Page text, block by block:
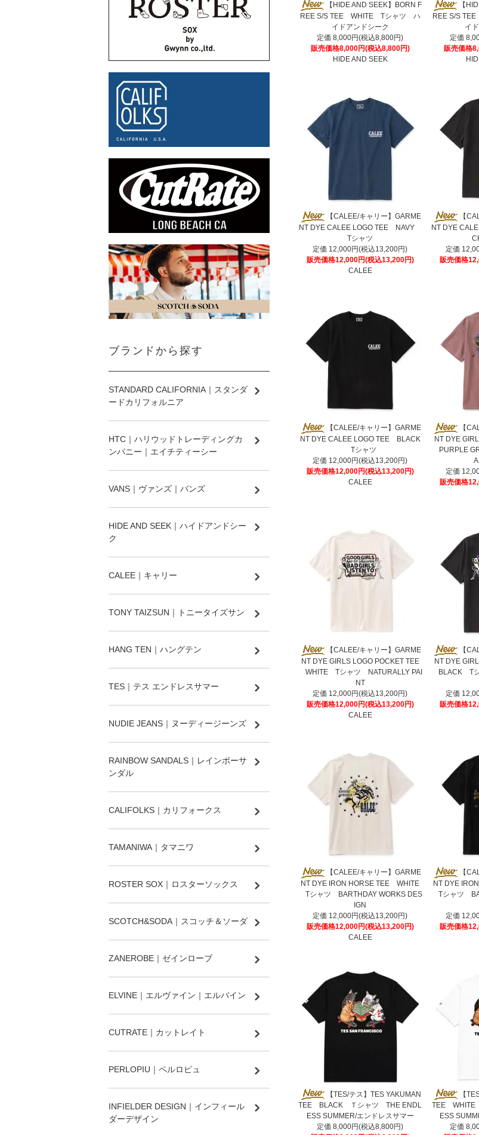
【HIDE AND SEEK】BORN F
REE S/S TEE WHITE Tシャツ ハ
イドアンドシーク
定価 8,000円(税込8,800円)
販売価格8,000円(税込8,800円)
HIDE AND SEEK
【
REE S/S
イ
定価
販売価格
【CALEE/キャリー】GARME
NT DYE CALEE LOGO TEE NAVY
Tシャツ
定価 12,000円(税込13,200円)
販売価格12,000円(税込13,200円)
CALEE
【
NT DYE
定価
販売価格
【CALEE/キャリー】GARME
NT DYE CALEE LOGO TEE BLACK
Tシャツ
定価 12,000円(税込13,200円)
販売価格12,000円(税込13,200円)
CALEE
【
NT DYE
PURPLE
定価
販売価格
【CALEE/キャリー】GARME
NT DYE GIRLS LOGO POCKET TEE
WHITE Tシャツ NATURALLY PAI
NT
定価 12,000円(税込13,200円)
販売価格12,000円(税込13,200円)
CALEE
【
NT DYE
BLACK Tシ
定価
販売価格
【CALEE/キャリー】GARME
NT DYE IRON HORSE TEE WHITE
Tシャツ BARTHDAY WORKS DES
IGN
定価 12,000円(税込13,200円)
販売価格12,000円(税込13,200円)
CALEE
【
NT DYE
Tシャツ
定価
販売価格
【TES/テス】TES YAKUMAN
TEE BLACK Ｔシャツ THE ENDL
ESS SUMMER/エンドレスサマー
定価 8,000円(税込8,800円)
【
TEE WHITE
ESS
定価
ブランドから探す
STANDARD CALIFORNIA｜スタンダ
ードカリフォルニア
HTC｜ハリウッドトレーディングカ
ンパニー｜エイチティーシー
VANS｜ヴァンズ｜バンズ
HIDE AND SEEK｜ハイドアンドシー
ク
CALEE｜キャリー
TONY TAIZSUN｜トニータイズサン
HANG TEN｜ハングテン
TES｜テス エンドレスサマー
NUDIE JEANS｜ヌーディージーンズ
RAINBOW SANDALS｜レインボーサ
ンダル
CALIFOLKS｜カリフォークス
TAMANIWA｜タマニワ
ROSTER SOX｜ロスターソックス
SCOTCH&SODA｜スコッチ＆ソーダ
ZANEROBE｜ゼインローブ
ELVINE｜エルヴァイン｜エルバイン
CUTRATE｜カットレイト
PERLOPIU｜ペルロピュ
INFIELDER DESIGN｜インフィール
ダーデザイン